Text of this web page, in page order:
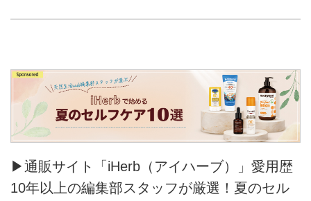
▶通販サイト「iHerb（アイハーブ）」愛用歴
10年以上の編集部スタッフが厳選！夏のセル